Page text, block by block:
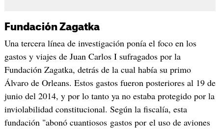
Fundación Zagatka
Una tercera línea de investigación ponía el foco en los
gastos y viajes de Juan Carlos I sufragados por la
Fundación Zagatka, detrás de la cual había su primo
Álvaro de Orleans. Estos gastos fueron posteriores al 19 de
junio del 2014, y por lo tanto ya no estaba protegido por la
inviolabilidad constitucional. Según la fiscalía, esta
fundación "abonó cuantiosos gastos por el uso de aviones